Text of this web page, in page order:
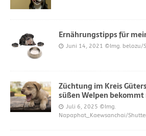
Ernährungstipps für
Juni 14, 2021 ©Img. belozu/
Züchtung im Kreis
süßen Welpen
Juli 6, 2025 ©Img.
Napaphat_Kaewsanchai/